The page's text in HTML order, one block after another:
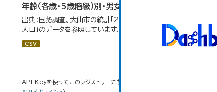
年齢（各歳・5歳階級）別・男女別人口
出典：国勢調査。大仙市の統計「2-1 年齢（各歳）別・男女別
人口」のデータを参照しています。
CSV
API Keyを使ってこのレジストリーにもアクセス可能です